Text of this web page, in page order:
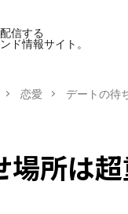
信する
ド情報サイト。
恋愛 デートの待
場所は